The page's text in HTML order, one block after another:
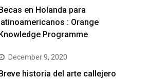
en Holanda para
: Orange
Programme
December 9, 2020
historia del arte callejero